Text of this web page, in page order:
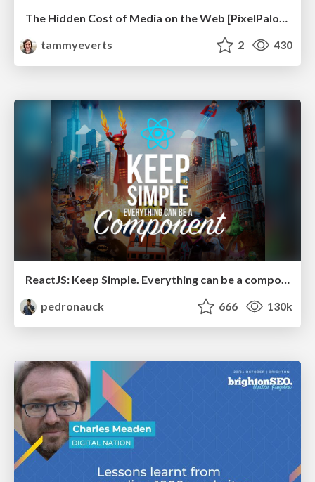
The Hidden Cost of Media on the Web [PixelPalooza 2025]
tammyeverts
2 430
ReactJS: Keep Simple. Everything can be a component!
pedronauck
666 130k